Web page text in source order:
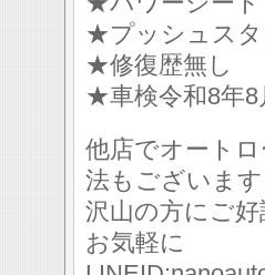
★プッシュス
★修復歴無し
★車検令和8年
他店でオート
法もございま
沢山の方にご
お気軽に